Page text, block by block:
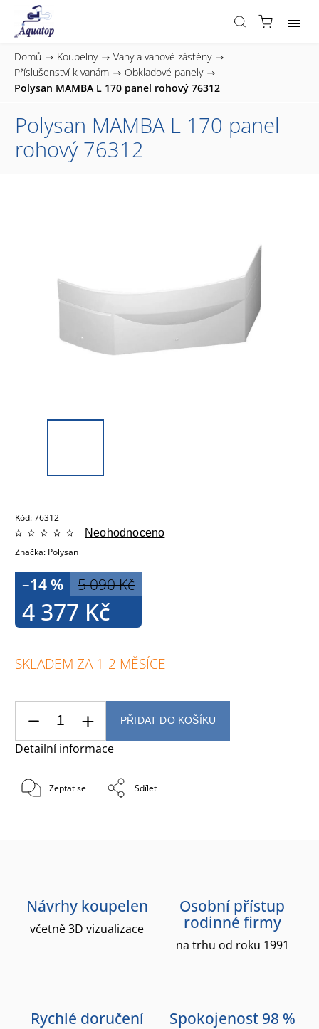
Domů / Koupelny / Vany a vanové zástěny /
Příslušenství k vanám / Obkladové panely /
Polysan MAMBA L 170 panel rohový 76312
Polysan MAMBA L 170 panel
rohový 76312
Kód:76312
Značka: Polysan
Neohodnoceno
5 090 Kč
–14 %
4 377 Kč
SKLADEM ZA 1-2 MĚSÍCE
PŘIDAT DO KOŠÍKU
Detailní informace
Zeptat se Sdílet
Návrhy koupelen
včetně 3D vizualizace
Osobní přístup
rodinné firmy
na trhu od roku 1991
Rychlé doručení Spokojenost 98 %